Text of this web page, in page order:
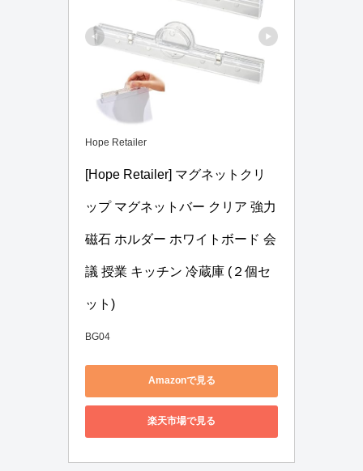
Hope Retailer
[Hope Retailer] マグネットクリ
ップ マグネットバー クリア 強力
磁石 ホルダー ホワイトボード 会
議 授業 キッチン 冷蔵庫 (２個セ
ット)
BG04
Amazonで見る
楽天市場で見る